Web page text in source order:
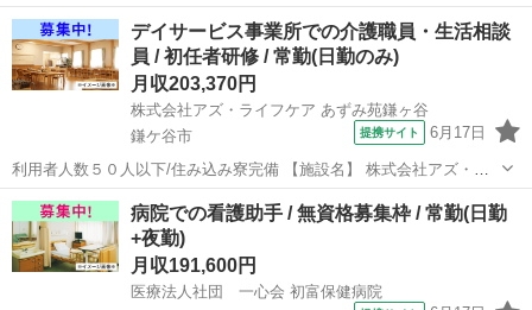
たい方にはおすすめです。/[資格取得制度有り] 働きながら資格取得が
目指せる！(初任者研修・実務者研修・介護福祉士)/看護師24時間常駐
【施設名】 医療法人...
千葉 鎌ケ谷市 介護福祉士
デイサービス事業所での介護職員・生活相談
員 / 初任者研修 / 常勤(日勤のみ)
月収203,370円
株式会社アズ・ライフケア あずみ苑鎌ヶ谷
鎌ケ谷市
提携サイト 6月17日
利用者人数５０人以下/住み込み寮完備 【施設名】 株式会社アズ・ラ
イフケア あずみ苑鎌ヶ谷 【勤務地】 千葉県 鎌ケ谷市 【アクセス】
鎌ケ谷駅から徒歩20分 鎌ケ谷駅/馬込沢駅/鎌ケ谷大仏駅 【雇用形
態】常勤(日勤...
千葉 鎌ケ谷市 介護士
病院での看護助手 / 無資格募集枠 / 常勤(日勤
+夜勤)
月収191,600円
医療法人社団 一心会 初富保健病院